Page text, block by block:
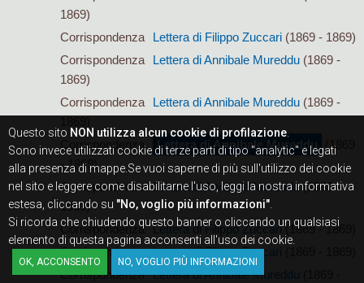
1869)
Corrispondenza
Lettera di Filippo Zuccari (1869 - 1869)
Corrispondenza
Lettera di Annibale Mureddu (1869 -
1869)
Corrispondenza
Lettera di Annibale Mureddu (1869 -
Corrispondenza
Lettera di Annibale Mureddu
(1869
- 1869)
Corrispondenza Lettera di Annibale Mureddu(1869 -
1869)
Corrispondenza
Lettera di Filippo Zuccari(1869 - 1869)
Corrispondenza Lettera di Filippo Zuccari
Corrispondenza Lettera di Annibale Mureddu
Questo sito NON utilizza alcun cookie di profilazione
Sono invece utilizzati cookie di terze parti di tipo "analytic" e legati
alla presenza di mappe.Se vuoi saperne di più sull'utilizzo dei cookie
nel sito e leggere come disabilitarne l'uso, leggi la nostra informativa
estesa, cliccando su "No, voglio più informazioni"
Si ricorda che chiudendo questo banner o cliccando un qualsiasi
elemento di questa pagina acconsenti all'uso dei cookie.
OK, ACCONSENTO NO, VOGLIO PIÙ INFORMAZIONI